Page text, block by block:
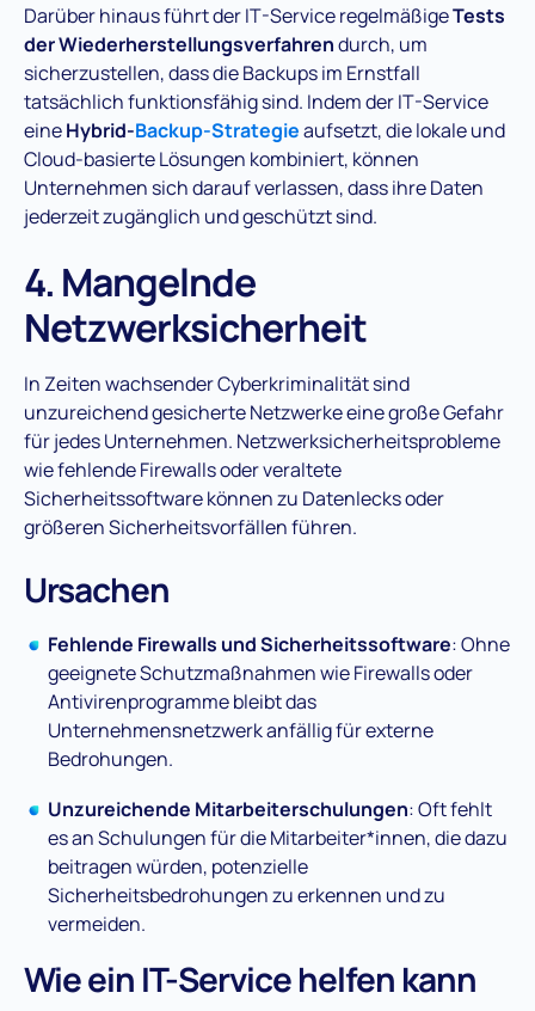
Darüber hinaus führt der IT-Service regelmäßigeTests
der Wiederherstellungsverfahrendurch, um
sicherzustellen, dass die Backups im Ernstfall
tatsächlich funktionsfähig sind. Indem der IT-Service
eineHybrid-Backup-Strategieaufsetzt, die lokale und
Cloud-basierte Lösungen kombiniert, können
Unternehmen sich darauf verlassen, dass ihre Daten
jederzeit zugänglich und geschützt sind​.
4. Mangelnde
Netzwerksicherheit
In Zeiten wachsender Cyberkriminalität sind
unzureichend gesicherte Netzwerke eine große Gefahr
für jedes Unternehmen. Netzwerksicherheitsprobleme
wie fehlende Firewalls oder veraltete
Sicherheitssoftware können zu Datenlecks oder
größeren Sicherheitsvorfällen führen​.
Ursachen
Fehlende Firewalls und Sicherheitssoftware: Ohne
geeignete Schutzmaßnahmen wie Firewalls oder
Antivirenprogramme bleibt das
Unternehmensnetzwerk anfällig für externe
Bedrohungen​.
Unzureichende Mitarbeiterschulungen: Oft fehlt
es an Schulungen für die Mitarbeiter*innen, die dazu
beitragen würden, potenzielle
Sicherheitsbedrohungen zu erkennen und zu
vermeiden​.
Wie ein IT-Service helfen kann